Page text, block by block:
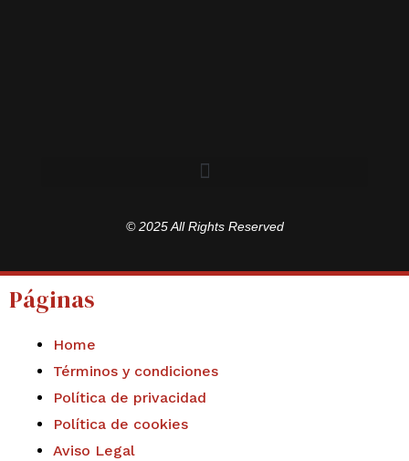
© 2025 All Rights Reserved
Páginas
Home
Términos y condiciones
Política de privacidad
Política de cookies
Aviso Legal